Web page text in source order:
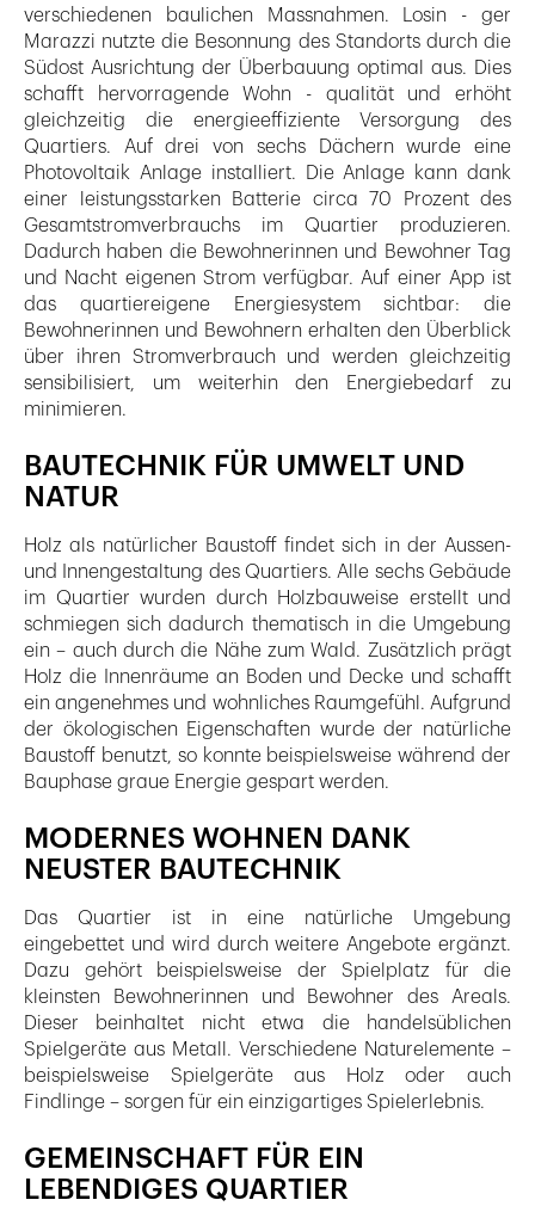
verschiedenen baulichen Massnahmen. Losin - ger
Marazzi nutzte die Besonnung des Standorts durch die
Südost Ausrichtung der Überbauung optimal aus. Dies
schafft hervorragende Wohn - qualität und erhöht
gleichzeitig die energieeffiziente Versorgung des
Quartiers. Auf drei von sechs Dächern wurde eine
Photovoltaik Anlage installiert. Die Anlage kann dank
einer leistungsstarken Batterie circa 70 Prozent des
Gesamtstromverbrauchs im Quartier produzieren.
Dadurch haben die Bewohnerinnen und Bewohner Tag
und Nacht eigenen Strom verfügbar. Auf einer App ist
das quartiereigene Energiesystem sichtbar: die
Bewohnerinnen und Bewohnern erhalten den Überblick
über ihren Stromverbrauch und werden gleichzeitig
sensibilisiert, um weiterhin den Energiebedarf zu
minimieren.
BAUTECHNIK FÜR UMWELT UND
NATUR
Holz als natürlicher Baustoff findet sich in der Aussen-
und Innengestaltung des Quartiers. Alle sechs Gebäude
im Quartier wurden durch Holzbauweise erstellt und
schmiegen sich dadurch thematisch in die Umgebung
ein – auch durch die Nähe zum Wald. Zusätzlich prägt
Holz die Innenräume an Boden und Decke und schafft
ein angenehmes und wohnliches Raumgefühl. Aufgrund
der ökologischen Eigenschaften wurde der natürliche
Baustoff benutzt, so konnte beispielsweise während der
Bauphase graue Energie gespart werden.
MODERNES WOHNEN DANK
NEUSTER BAUTECHNIK
Das Quartier ist in eine natürliche Umgebung
eingebettet und wird durch weitere Angebote ergänzt.
Dazu gehört beispielsweise der Spielplatz für die
kleinsten Bewohnerinnen und Bewohner des Areals.
Dieser beinhaltet nicht etwa die handelsüblichen
Spielgeräte aus Metall. Verschiedene Naturelemente –
beispielsweise Spielgeräte aus Holz oder auch
Findlinge – sorgen für ein einzigartiges Spielerlebnis.
GEMEINSCHAFT FÜR EIN
LEBENDIGES QUARTIER